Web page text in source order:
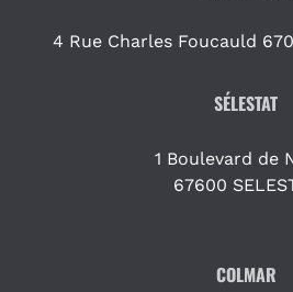
4 Rue Charles Foucauld
SÉLESTAT
1 Boulevard de
67600
COLMAR